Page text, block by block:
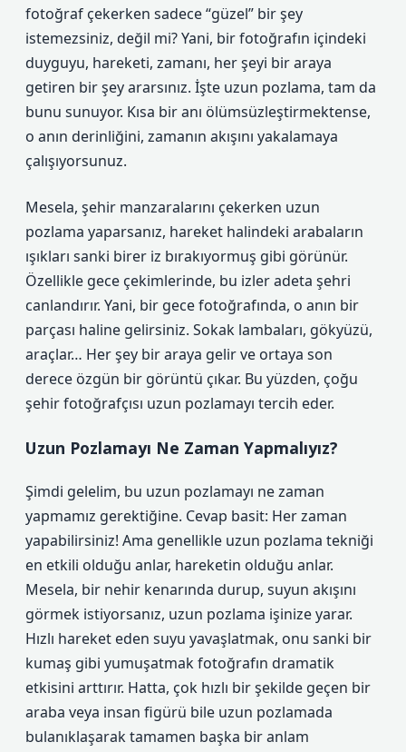
fotoğraf çekerken sadece “güzel” bir şey
istemezsiniz, değil mi? Yani, bir fotoğrafın içindeki
duyguyu, hareketi, zamanı, her şeyi bir araya
getiren bir şey ararsınız. İşte uzun pozlama, tam da
bunu sunuyor. Kısa bir anı ölümsüzleştirmektense,
o anın derinliğini, zamanın akışını yakalamaya
çalışıyorsunuz.
Mesela, şehir manzaralarını çekerken uzun
pozlama yaparsanız, hareket halindeki arabaların
ışıkları sanki birer iz bırakıyormuş gibi görünür.
Özellikle gece çekimlerinde, bu izler adeta şehri
canlandırır. Yani, bir gece fotoğrafında, o anın bir
parçası haline gelirsiniz. Sokak lambaları, gökyüzü,
araçlar… Her şey bir araya gelir ve ortaya son
derece özgün bir görüntü çıkar. Bu yüzden, çoğu
şehir fotoğrafçısı uzun pozlamayı tercih eder.
Uzun Pozlamayı Ne Zaman Yapmalıyız?
Şimdi gelelim, bu uzun pozlamayı ne zaman
yapmamız gerektiğine. Cevap basit: Her zaman
yapabilirsiniz! Ama genellikle uzun pozlama tekniği
en etkili olduğu anlar, hareketin olduğu anlar.
Mesela, bir nehir kenarında durup, suyun akışını
görmek istiyorsanız, uzun pozlama işinize yarar.
Hızlı hareket eden suyu yavaşlatmak, onu sanki bir
kumaş gibi yumuşatmak fotoğrafın dramatik
etkisini arttırır. Hatta, çok hızlı bir şekilde geçen bir
araba veya insan figürü bile uzun pozlamada
bulanıklaşarak tamamen başka bir anlam